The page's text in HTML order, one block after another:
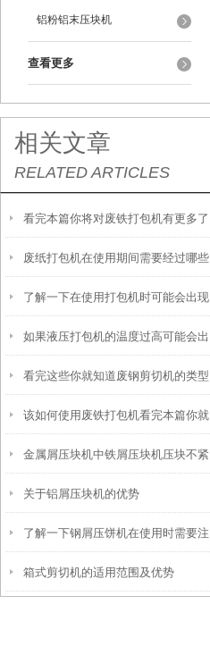
铝粉铝末压块机
查看更多
相关文章
RELATED ARTICLES
看完本篇你将对废铁打包机有更多了
解
废纸打包机在使用期间需要经过哪些
流程呢
了解一下在使用打包机时可能会出现
的故障及处理方法
如果液压打包机的温度过高可能会出
现哪些问题呢
看完这些你就知道废钢剪切机的类型
有哪些了
该如何使用废铁打包机看完本篇你就
知道了
金属屑压块机中铁屑压块机压块不紧
实原因及解决方法
关于铝屑压块机的优势
了解一下钢屑压饼机在使用时需要注
意什么
箱式剪切机的适用范围及优势